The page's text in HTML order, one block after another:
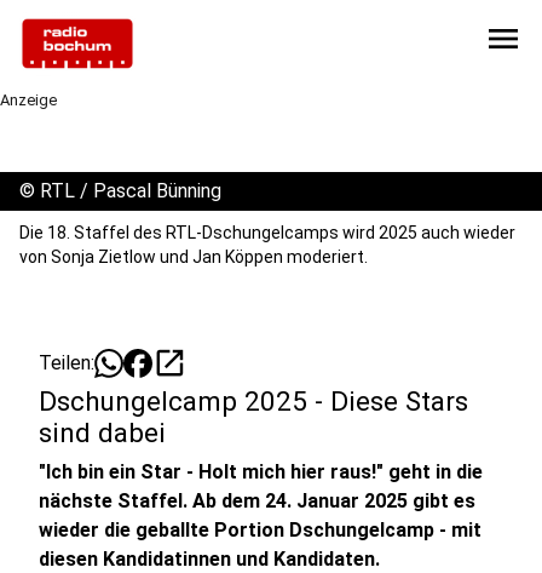
menu
Anzeige
© RTL / Pascal Bünning
Die 18. Staffel des RTL-Dschungelcamps wird 2025 auch wieder
von Sonja Zietlow und Jan Köppen moderiert.
Teilen: open_in_new
Dschungelcamp 2025 - Diese Stars
sind dabei
"Ich bin ein Star - Holt mich hier raus!" geht in die
nächste Staffel. Ab dem 24. Januar 2025 gibt es
wieder die geballte Portion Dschungelcamp - mit
diesen Kandidatinnen und Kandidaten.